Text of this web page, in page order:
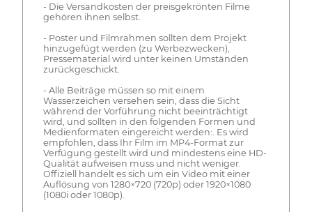
- Die Versandkosten der preisgekrönten Filme
gehören ihnen selbst.
- Poster und Filmrahmen sollten dem Projekt
hinzugefügt werden (zu Werbezwecken),
Pressematerial wird unter keinen Umständen
zurückgeschickt.
- Alle Beiträge müssen so mit einem
Wasserzeichen versehen sein, dass die Sicht
während der Vorführung nicht beeinträchtigt
wird, und sollten in den folgenden Formen und
Medienformaten eingereicht werden:. Es wird
empfohlen, dass Ihr Film im MP4-Format zur
Verfügung gestellt wird und mindestens eine HD-
Qualität aufweisen muss und nicht weniger.
Offiziell handelt es sich um ein Video mit einer
Auflösung von 1280×720 (720p) oder 1920×1080
(1080i oder 1080p).